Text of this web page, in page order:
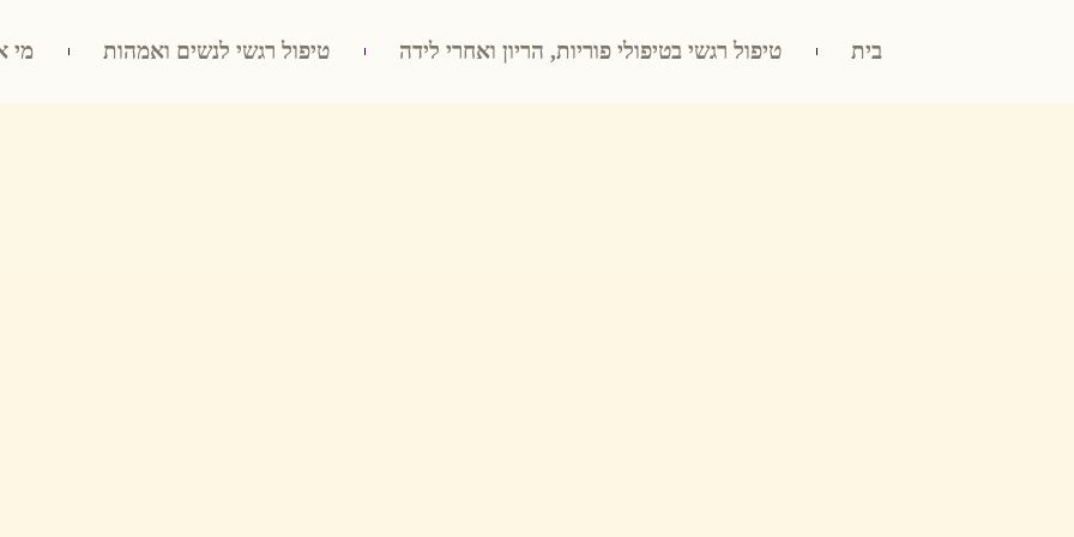
בית טיפול רגשי בטיפולי פוריות, הריון ואחרי לידה טיפול רגשי לנשים ואמהות מי